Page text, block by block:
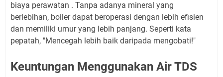
biaya perawatan . Tanpa adanya mineral yang
berlebihan, boiler dapat beroperasi dengan lebih efisien
dan memiliki umur yang lebih panjang. Seperti kata
pepatah, "Mencegah lebih baik daripada mengobati!"
Keuntungan Menggunakan Air TDS